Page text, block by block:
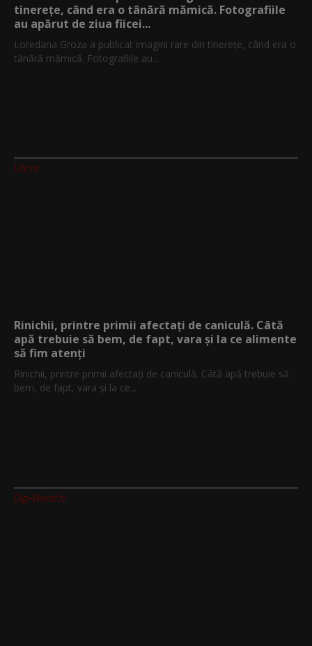
tinerețe, când era o tânără mămică. Fotografiile
au apărut de ziua fiicei...
Loredana Groza a publicat imagini rare din tinerețe, când era o
tânără mămică. Fotografiile au...
Utv.ro
Rinichii, printre primii afectați de caniculă. Câtă
apă trebuie să bem, de fapt, vara și la ce alimente
să fim atenți
Rinichii, printre primii afectați de caniculă. Câtă apă trebuie să
bem, de fapt, vara și la ce...
Digi-World.tv